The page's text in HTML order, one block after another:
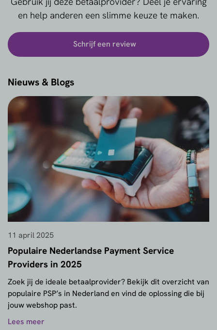
en help anderen een slimme keuze te maken.
Schrijf een review
Nieuws & Blogs
11 april 2025
Populaire Nederlandse Payment Service
Providers in 2025
Zoek jij de ideale betaalprovider? Bekijk dit overzicht van
populaire PSP’s in Nederland en vind de oplossing die bij
jouw webshop past.
Lees meer